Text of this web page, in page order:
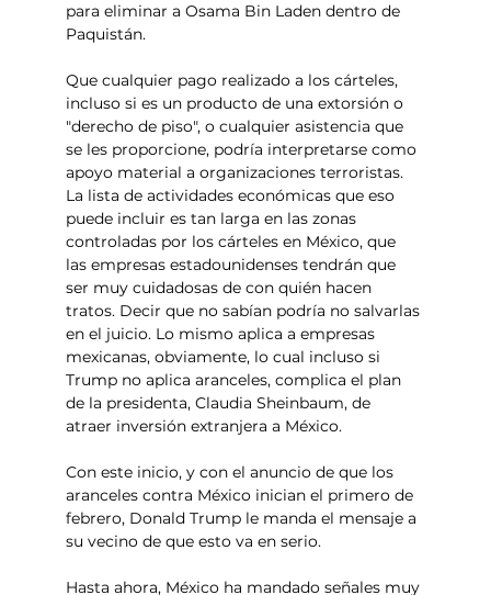
para eliminar a Osama Bin Laden dentro de
Paquistán.
Que cualquier pago realizado a los cárteles,
incluso si es un producto de una extorsión o
"derecho de piso", o cualquier asistencia que
se les proporcione, podría interpretarse como
apoyo material a organizaciones terroristas.
La lista de actividades económicas que eso
puede incluir es tan larga en las zonas
controladas por los cárteles en México, que
las empresas estadounidenses tendrán que
ser muy cuidadosas de con quién hacen
tratos. Decir que no sabían podría no salvarlas
en el juicio. Lo mismo aplica a empresas
mexicanas, obviamente, lo cual incluso si
Trump no aplica aranceles, complica el plan
de la presidenta, Claudia Sheinbaum, de
atraer inversión extranjera a México.
Con este inicio, y con el anuncio de que los
aranceles contra México inician el primero de
febrero, Donald Trump le manda el mensaje a
su vecino de que esto va en serio.
Hasta ahora, México ha mandado señales muy